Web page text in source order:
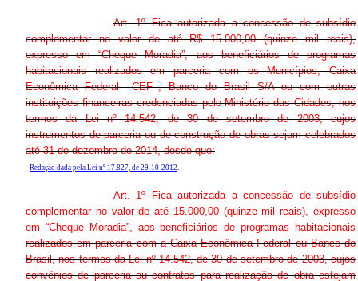
Art. 1º Fica autorizada a concessão de subsídio
complementar no valor de até R$ 15.000,00 (quinze mil reais),
expresso em “Cheque Moradia”, aos beneficiários de programas
habitacionais realizados em parceria com os Municípios, Caixa
Econômica Federal –CEF–, Banco do Brasil S/A ou com outras
instituições financeiras credenciadas pelo Ministério das Cidades, nos
termos da Lei nº 14.542, de 30 de setembro de 2003, cujos
instrumentos de parceria ou de construção de obras sejam celebrados
até 31 de dezembro de 2014, desde que:
- Redação dada pela Lei nº 17.827, de 29-10-2012.
Art. 1º Fica autorizada a concessão de subsídio
complementar no valor de até 15.000,00 (quinze mil reais), expresso
em “Cheque Moradia”, aos beneficiários de programas habitacionais
realizados em parceria com a Caixa Econômica Federal ou Banco do
Brasil, nos termos da Lei nº 14.542, de 30 de setembro de 2003, cujos
convênios de parceria ou contratos para realização de obra estejam